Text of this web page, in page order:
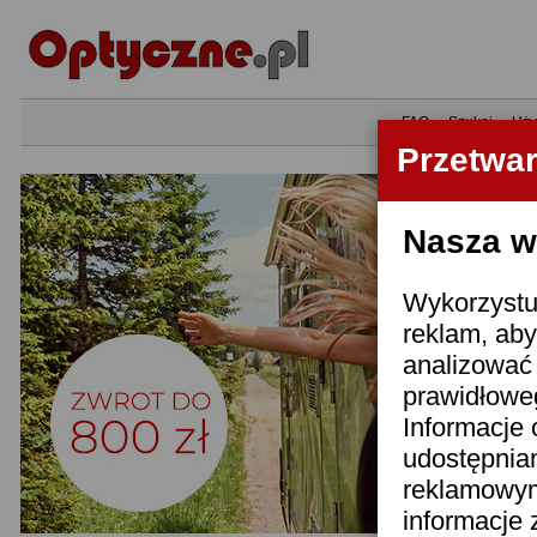
Nasza
reklam,
Informacje
informacje
•FAQ•Szukaj•